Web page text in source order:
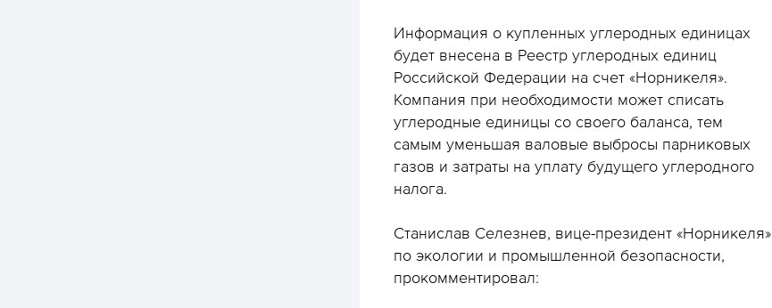
Информация о купленных углеродных единицах
будет внесена в Реестр углеродных единиц
Российской Федерации на счет «Норникеля».
Компания при необходимости может списать
углеродные единицы со своего баланса, тем
самым уменьшая валовые выбросы парниковых
газов и затраты на уплату будущего углеродного
налога.
Станислав Селезнев, вице-президент «Норникеля»
по экологии и промышленной безопасности,
прокомментировал: